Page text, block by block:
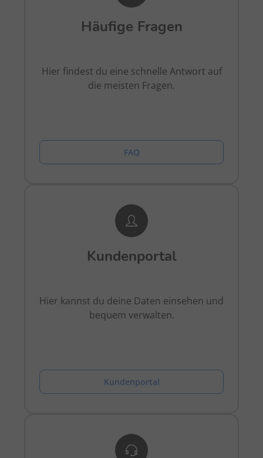
Häufige Fragen
Hier findest du eine schnelle Antwort auf
die meisten Fragen.
FAQ
Kundenportal
Hier kannst du deine Daten einsehen und
bequem verwalten.
Kundenportal